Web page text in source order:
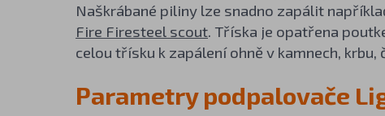
Naškrábané piliny lze snadno zapálit
Fire Firesteel scout. Tříska je opatřena
celou třísku k zapálení ohně v kamnech, krbu,
Parametry podpalovače